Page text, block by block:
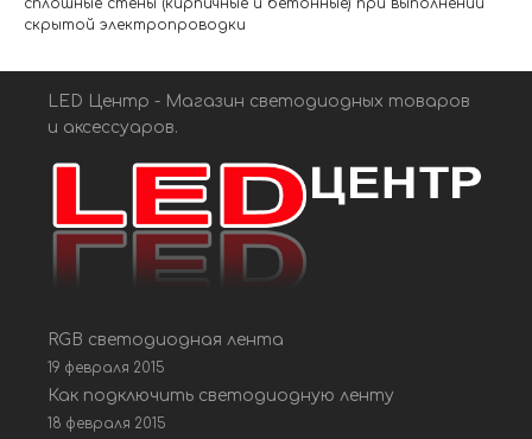
сплошные стены (кирпичные и бетонные) при выполнении
скрытой электропроводки
LED Центр - Магазин светодиодных товаров
и аксессуаров.
RGB светодиодная лента
19 февраля 2015
Как подключить светодиодную ленту
18 февраля 2015